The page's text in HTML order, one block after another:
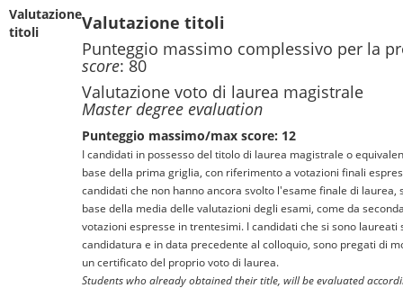
Valutazione
titoli
Valutazione titoli
Punteggio massimo complessivo per la
score: 80
Valutazione voto di laurea magistrale
Master degree evaluation
Punteggio massimo/max score: 12
I candidati in possesso del titolo di laurea magistrale o
base della prima griglia, con riferimento a votazioni finali
candidati che non hanno ancora svolto l'esame finale di laurea,
base della media delle valutazioni degli esami, come da
votazioni espresse in trentesimi. I candidati che si sono laureati
candidatura e in data precedente al colloquio, sono pregati di
un certificato del proprio voto di laurea.
Students who already obtained their title, will be evaluated